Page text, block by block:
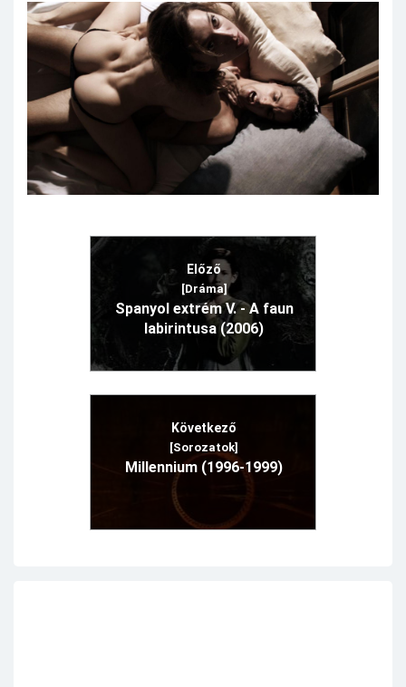
Előző
[Dráma]
Spanyol extrém V. - A faun
labirintusa (2006)
Következő
[Sorozatok]
Millennium (1996-1999)